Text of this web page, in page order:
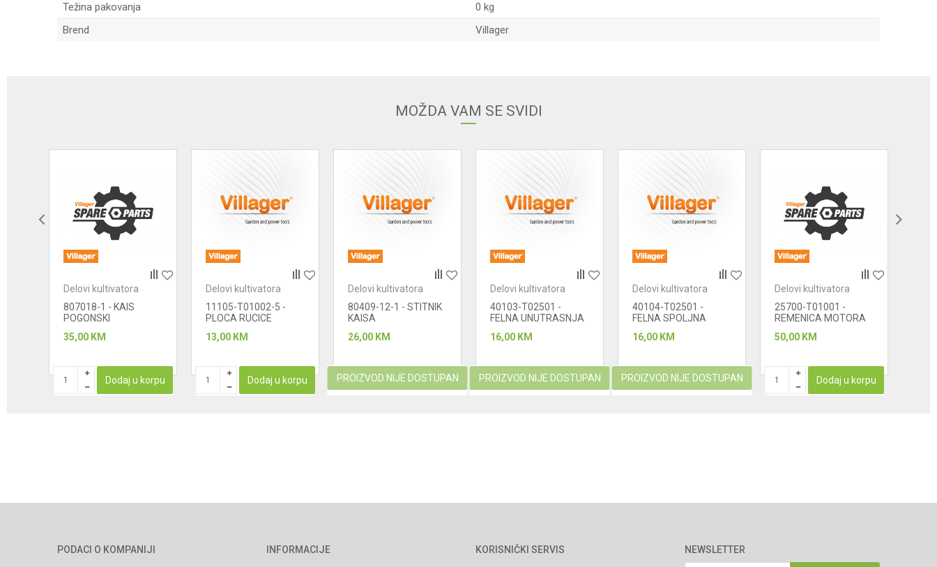
Težina pakovanja
0 kg
Brend
Villager
MOŽDA VAM SE SVIDI
Delovi kultivatora
807018-1 - KAIS
POGONSKI
35,00 KM
Dodaj u korpu
Delovi kultivatora
11105-T01002-5 -
PLOCA RUCICE
13,00 KM
Dodaj u korpu
Delovi kultivatora
80409-12-1 - STITNIK
KAISA
26,00 KM
PROIZVOD NIJE DOSTUPAN
Delovi kultivatora
40103-T02501 -
FELNA UNUTRASNJA
16,00 KM
PROIZVOD NIJE DOSTUPAN
Delovi kultivatora
40104-T02501 -
FELNA SPOLJNA
16,00 KM
PROIZVOD NIJE DOSTUPAN
Delovi kultivatora
25700-T01001 -
REMENICA MOTORA
50,00 KM
Dodaj u korpu
PODACI O KOMPANIJI
INFORMACIJE
KORISNIČKI SERVIS
NEWSLETTER